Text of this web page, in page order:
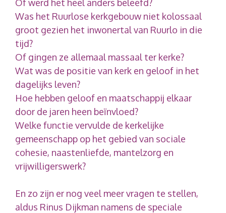
Of werd het heel anders beleefd?
Was het Ruurlose kerkgebouw niet kolossaal
groot gezien het inwonertal van Ruurlo in die
tijd?
Of gingen ze allemaal massaal ter kerke?
Wat was de positie van kerk en geloof in het
dagelijks leven?
Hoe hebben geloof en maatschappij elkaar
door de jaren heen beïnvloed?
Welke functie vervulde de kerkelijke
gemeenschapp op het gebied van sociale
cohesie, naastenliefde, mantelzorg en
vrijwilligerswerk?
En zo zijn er nog veel meer vragen te stellen,
aldus Rinus Dijkman namens de speciale